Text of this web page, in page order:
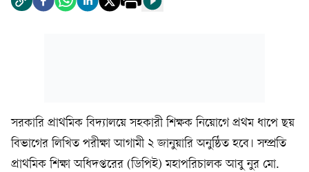
সরকারি প্রাথমিক বিদ্যালয়ে সহকারী শিক্ষক নিয়োগে প্রথম ধাপে ছয়
বিভাগের লিখিত পরীক্ষা আগামী ২ জানুয়ারি অনুষ্ঠিত হবে। সম্প্রতি
প্রাথমিক শিক্ষা অধিদপ্তরের (ডিপিই) মহাপরিচালক আবু নুর মো.